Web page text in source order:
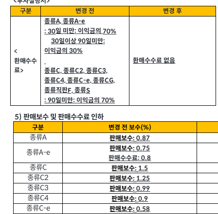
구분
변경 전 변경 후
<
환매수수
료>
종류A,종류A-e
: 30일 미만: 이익금의70%
30일이상90일미만:
이익금의 30%
종류C,종류C2,종류C3,
종류C4,종류C-e,종류CG,
종류직판F,종류S
: 90일미만: 이익금의70%
환매수수료 없음
5)판매보수 및 판매수수료 인하
구분 변경 전 보수(%)
종류A 판매보수:0.87
종류A-e
판매보수:0.75
판매수수료: 0.8
종류C 판매보수: 1.5
종류C2 판매보수: 1.25
종류C3 판매보수:0.99
종류C4 판매보수:0.9
종류C-e 판매보수:0.58